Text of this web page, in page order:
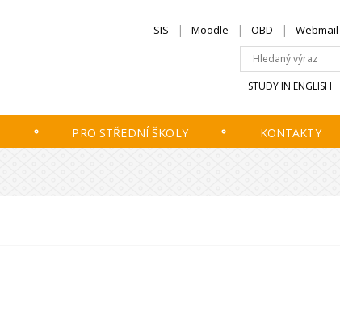
SIS Moodle OBD Webmail
STUDY IN ENGLISH
PRO STŘEDNÍ ŠKOLY KONTAKTY